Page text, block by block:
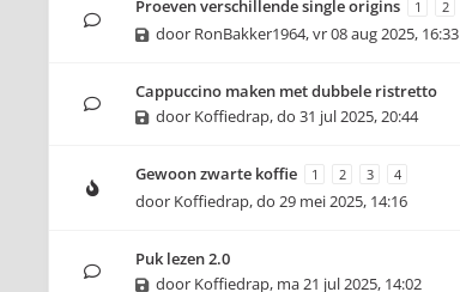
Proeven verschillende single origins 1 2
door RonBakker1964,vr 08 aug 2025, 16:33
Cappuccino maken met dubbele ristretto
door Koffiedrap,do 31 jul 2025, 20:44
Gewoon zwarte koffie 1 2 3 4
door Koffiedrap,do 29 mei 2025, 14:16
Puk lezen 2.0
door Koffiedrap, ma 21 jul 2025, 14:02